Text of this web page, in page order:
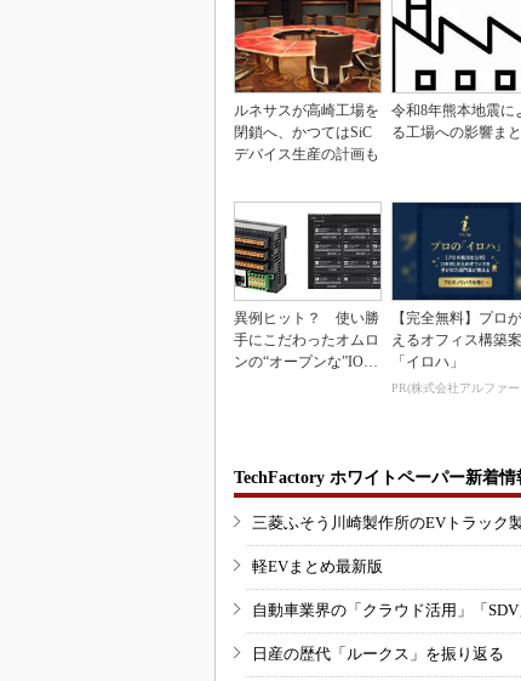
ルネサスが高崎工場を
閉鎖へ、かつてはSiC
デバイス生産の計画も
令和8年熊本地震に
る工場への影響ま
異例ヒット？ 使い勝
手にこだわったオムロ
ンの“オープンな”IO-L
【完全無料】プロ
えるオフィス構築
「イロハ」
TechFactory ホワイトペーパー新着情
三菱ふそう川崎製作所のEVトラック
軽EVまとめ最新版
自動車業界の「クラウド活用」「
日産の歴代「ルークス」を振り返る